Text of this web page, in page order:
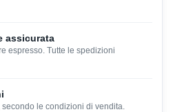
assicurata
espresso. Tutte le spedizioni
secondo le condizioni di vendita.